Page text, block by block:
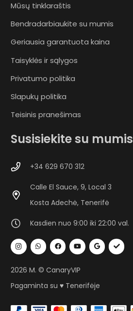
Mūsų tinklaraštis
Bendradarbiaukite su mumis
Geriausia garantuota kaina
Taisyklės ir sąlygos
Privatumo politika
Slapukų politika
Teisinis pranešimas
Susisiekite su mumis
+34 629 670 312
Calle El Sauce, 9, Local 3
Kosta Adechė, Tenerifė
Kasdien nuo 9:00 iki 22:00 val.
2026 M. © CanaryVIP
Pagaminta su ♥ Tenerifėje